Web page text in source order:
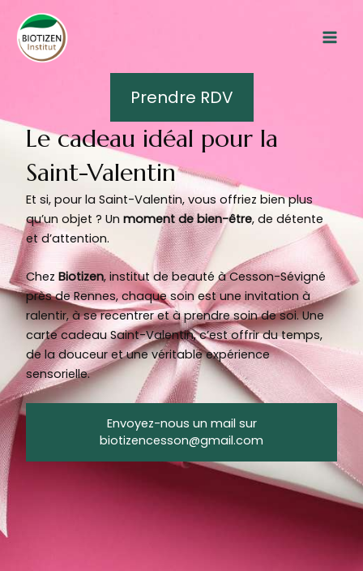
contenu
Prendre RDV
Le cadeau idéal pour la
Saint-Valentin
Et si, pour la Saint-Valentin, vous offriez bien plus
qu’un objet ? Unmoment de bien-être, de détente
et d’attention.
ChezBiotizen, institut de beauté à Cesson-Sévigné
près de Rennes, chaque soin est une invitation à
ralentir, à se recentrer et à prendre soin de soi. Une
carte cadeau Saint-Valentin, c’est offrir du temps,
de la douceur et une véritable expérience
sensorielle.
Envoyez-nous un mail sur
biotizencesson@gmail.com